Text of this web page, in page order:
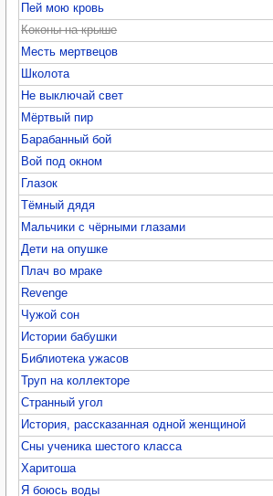
Пей мою кровь
Коконы на крыше
Месть мертвецов
Школота
Не выключай свет
Мёртвый пир
Барабанный бой
Вой под окном
Глазок
Тёмный дядя
Мальчики с чёрными глазами
Дети на опушке
Плач во мраке
Revenge
Чужой сон
Истории бабушки
Библиотека ужасов
Труп на коллекторе
Странный угол
История, рассказанная одной женщиной
Сны ученика шестого класса
Харитоша
Я боюсь воды